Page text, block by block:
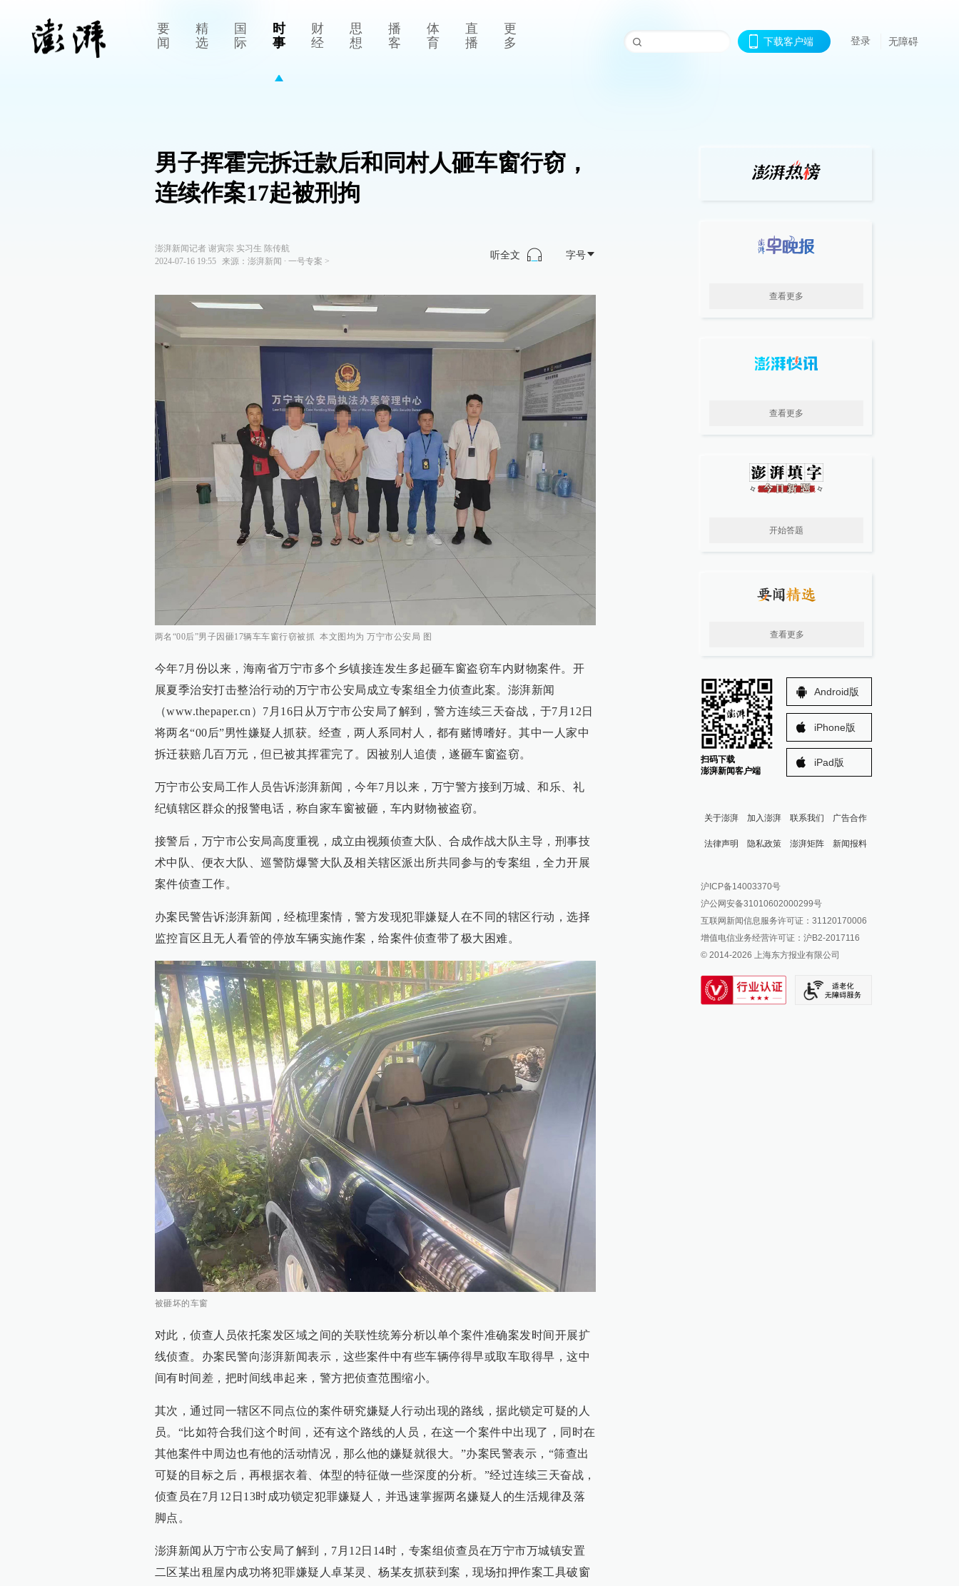
要
闻
精
选
国
际
时
事
财
经
思
想
播
客
体
育
直
播
更
多
下载客户端 登录 无障碍
男子挥霍完拆迁款后和同村人砸车窗行窃，
连续作案17起被刑拘
澎湃新闻记者 谢寅宗 实习生 陈传航
2024-07-16 19:55
来源： 澎湃新闻 ∙ 一号专案 >
听全文 字号
两名“00后”男子因砸17辆车车窗行窃被抓 本文图均为 万宁市公安局 图
今年7月份以来，海南省万宁市多个乡镇接连发生多起砸车窗盗窃车内财物案件。开
展夏季治安打击整治行动的万宁市公安局成立专案组全力侦查此案。澎湃新闻
（www.thepaper.cn）7月16日从万宁市公安局了解到，警方连续三天奋战，于7月12日
将两名“00后”男性嫌疑人抓获。经查，两人系同村人，都有赌博嗜好。其中一人家中
拆迁获赔几百万元，但已被其挥霍完了。因被别人追债，遂砸车窗盗窃。
万宁市公安局工作人员告诉澎湃新闻，今年7月以来，万宁警方接到万城、和乐、礼
纪镇辖区群众的报警电话，称自家车窗被砸，车内财物被盗窃。
接警后，万宁市公安局高度重视，成立由视频侦查大队、合成作战大队主导，刑事技
术中队、便衣大队、巡警防爆警大队及相关辖区派出所共同参与的专案组，全力开展
案件侦查工作。
办案民警告诉澎湃新闻，经梳理案情，警方发现犯罪嫌疑人在不同的辖区行动，选择
监控盲区且无人看管的停放车辆实施作案，给案件侦查带了极大困难。
被砸坏的车窗
对此，侦查人员依托案发区域之间的关联性统筹分析以单个案件准确案发时间开展扩
线侦查。办案民警向澎湃新闻表示，这些案件中有些车辆停得早或取车取得早，这中
间有时间差，把时间线串起来，警方把侦查范围缩小。
其次，通过同一辖区不同点位的案件研究嫌疑人行动出现的路线，据此锁定可疑的人
员。“比如符合我们这个时间，还有这个路线的人员，在这一个案件中出现了，同时在
其他案件中周边也有他的活动情况，那么他的嫌疑就很大。”办案民警表示，“筛查出
可疑的目标之后，再根据衣着、体型的特征做一些深度的分析。”经过连续三天奋战，
侦查员在7月12日13时成功锁定犯罪嫌疑人，并迅速掌握两名嫌疑人的生活规律及落
脚点。
澎湃新闻从万宁市公安局了解到，7月12日14时，专案组侦查员在万宁市万城镇安置
二区某出租屋内成功将犯罪嫌疑人卓某灵、杨某友抓获到案，现场扣押作案工具破窗
查看更多
查看更多
开始答题
查看更多
扫码下载
澎湃新闻客户端
Android版
iPhone版
iPad版
关于澎湃 加入澎湃 联系我们 广告合作
法律声明 隐私政策 澎湃矩阵
澎湃新闻公众号
澎湃新闻抖音号
派生万物开放平台
IP SHANGHAI
SIXTH TONE
新闻报料
报料邮箱: news@thepaper.cn
沪ICP备14003370号
沪公网安备31010602000299号
互联网新闻信息服务许可证：31120170006
增值电信业务经营许可证：沪B2-2017116
© 2014-2026 上海东方报业有限公司